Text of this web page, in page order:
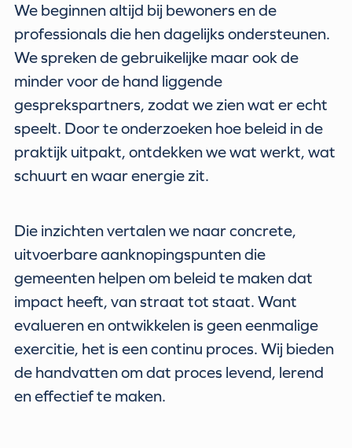
We beginnen altijd bij bewoners en de
professionals die hen dagelijks ondersteunen.
We spreken de gebruikelijke maar ook de
minder voor de hand liggende
gesprekspartners, zodat we zien wat er echt
speelt. Door te onderzoeken hoe beleid in de
praktijk uitpakt, ontdekken we wat werkt, wat
schuurt en waar energie zit.
Die inzichten vertalen we naar concrete,
uitvoerbare aanknopingspunten die
gemeenten helpen om beleid te maken dat
impact heeft, van straat tot staat. Want
evalueren en ontwikkelen is geen eenmalige
exercitie, het is een continu proces. Wij bieden
de handvatten om dat proces levend, lerend
en effectief te maken.